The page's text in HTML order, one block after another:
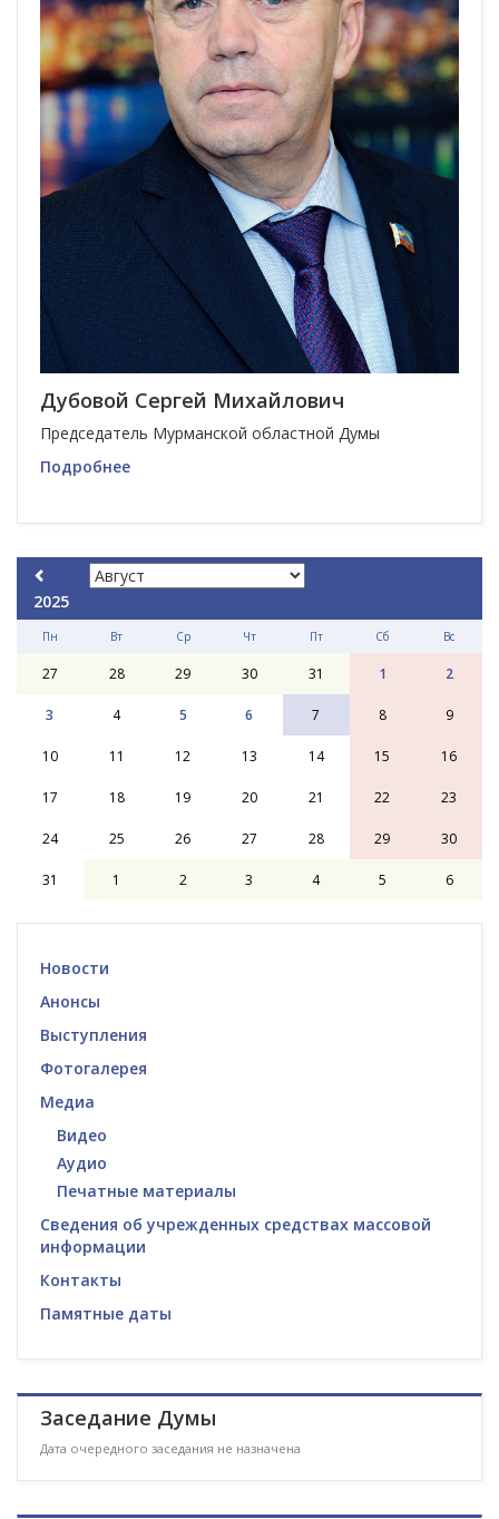
Дубовой Сергей Михайлович
Председатель Мурманской областной Думы
Подробнее
2025
Пн Вт Ср Чт Пт Сб Вс
27 28 29 30 31 1 2
3 4 5 6 7 8 9
10 11 12 13 14 15 16
17 18 19 20 21 22 23
24 25 26 27 28 29 30
31 1 2 3 4 5 6
Новости
Анонсы
Выступления
Фотогалерея
Медиа
Видео
Аудио
Печатные материалы
Сведения об учрежденных средствах массовой
информации
Контакты
Памятные даты
Заседание Думы
Дата очередного заседания не назначена